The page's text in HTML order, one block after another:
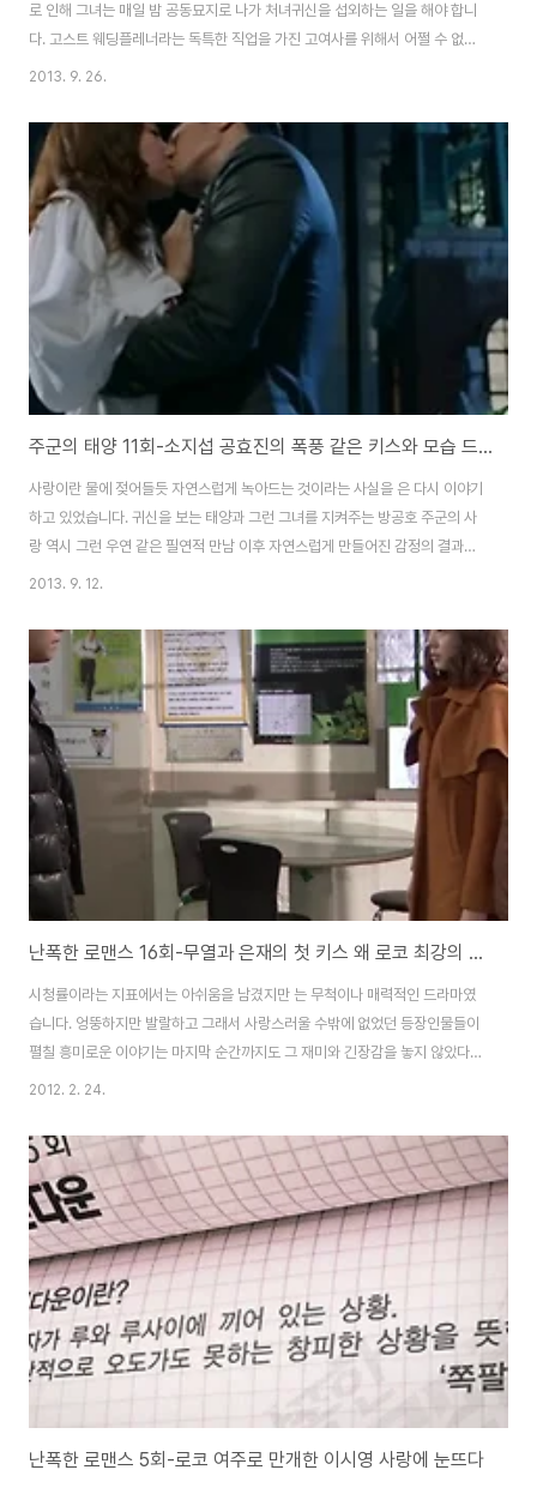
로 인해 그녀는 매일 밤 공동묘지로 나가 처녀귀신을 섭외하는 일을 해야 합니
다. 고스트 웨딩플레너라는 독특한 직업을 가진 고여사를 위해서 어쩔 수 없는
행동이지만, 쉽게 적응하기 어려운 것도 당연합니다. 희주와 한나의 뒤바뀐 운
에 놓여있던 주군을 구하기 위해 태양은 고여사와 거래를 합니다. 주군을 살리
기 위해 태양이 가지고 있는 재능을 평생 고여사를 위해 해줘야 했습니다. 귀신
을 보는 여자와 귀신들의 결혼을 성사시키는 고여사의 결합은 가장 궁합이 잘
맞는 커플이기는 합니다. 물론 서로 그 직업에 만족을 한다면 말입니다. 기억을
잃어버린 주군은 자신이 태양과 ..
2013. 9. 26.
주군의 태양 11회-소지섭 공효진의 폭풍 같은 키스와 모습 드러낸 황선희 정체는?
사랑이란 물에 젖어들듯 자연스럽게 녹아드는 것이라는 사실을 은 다시 이야기
하고 있었습니다. 귀신을 보는 태양과 그런 그녀를 지켜주는 방공호 주군의 사
랑 역시 그런 우연 같은 필연적 만남 이후 자연스럽게 만들어진 감정의 결과물
이니 말입니다. 주군과 태양의 강렬했던 두 번째 키스; 태양과 같은 능력을 가진
체를 드러낸 묘령의 여인은 사진 속 차희주의 모습은 아니었습니다. 하지만 영
국에서 주군을 따라 한국으로 들어온 그녀의 정체는 분명 죽은 차희주와 깊은
관계가 있다는 점에서 흥미롭기만 합니다. 귀신이 된 희주와 이야기를 나누는
이 특별한 여인의 등장은 이 마지막을 향해 가고 있다는 의미이기도 했습니다.
차의주의 저주에 걸려 사랑을 할..
2013. 9. 12.
난폭한 로맨스 16회-무열과 은재의 첫 키스 왜 로코 최강의 장면일까?
시청률이라는 지표에서는 아쉬움을 남겼지만 는 무척이나 매력적인 드라마였
습니다. 엉뚱하지만 발랄하고 그래서 사랑스러울 수밖에 없었던 등장인물들이
펼칠 흥미로운 이야기는 마지막 순간까지도 그 재미와 긴장감을 놓지 않았다는
점에서 만족스러운 드라마였습니다. 사랑, 그 엉뚱하면서도 단순하고 복잡한
한 만남이 만든 이 기묘한 이야기는 사랑에 대한 담론을 어떤 식으로 담아내느
냐에 따라 전혀 다른 내용을 만들어낼 수 있음을 '난로'는 보여주었습니다. 넘치
는 유머감각에 정교하고 집요하게 정리된 이야기의 힘은 마지막 순간까지도 눈
길을 뗄 수 없도록 해주었습니다. 1 사랑에 상처받은 그래서 집착할 수밖에 없
었던 양선희는 해서는 안 되는 범죄를 저지르..
2012. 2. 24.
난폭한 로맨스 5회-로코 여주로 만개한 이시영 사랑에 눈뜨다